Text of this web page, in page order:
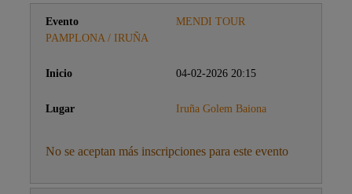
MENDI TOUR
PAMPLONA / IRUÑA
04-02-2026 20:15
Iruña Golem Baiona
No se aceptan más inscripciones para este evento